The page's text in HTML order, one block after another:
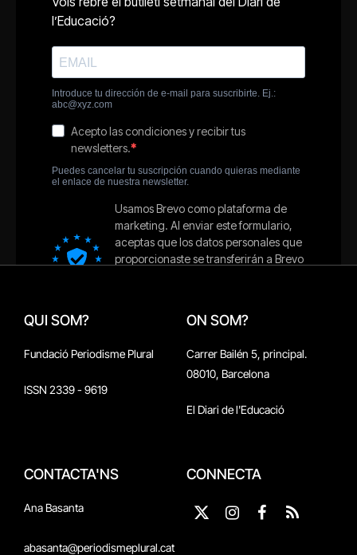
QUI SOM?
Fundació Periodisme Plural
ISSN 2339 - 9619
ON SOM?
Carrer Bailén 5, principal.
08010, Barcelona
El Diari de l'Educació
CONTACTA'NS
Ana Basanta
abasanta@periodismeplural.cat
CONNECTA
X
Instagram
Facebook
RSS